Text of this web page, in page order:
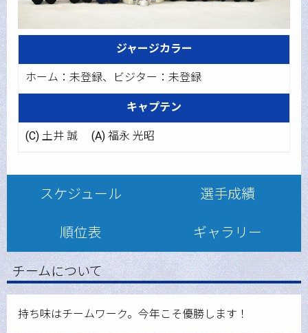
ジャージカラー
ホーム：未登録、ビジター：未登録
キャプテン
(C) 土井 誠 (A) 福永 光昭
スケジュール 選手成績
順位表 ギャラリー
チームについて
持ち味はチームワーク。今年こそ優勝します！